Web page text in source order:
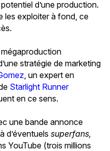
d’une production.
les exploiter à fond, ce
mégaproduction
stratégie de marketing
, un expert en
Starlight Runner
en ce sens.
une bande annonce
d’éventuels superfans,
YouTube (trois millions